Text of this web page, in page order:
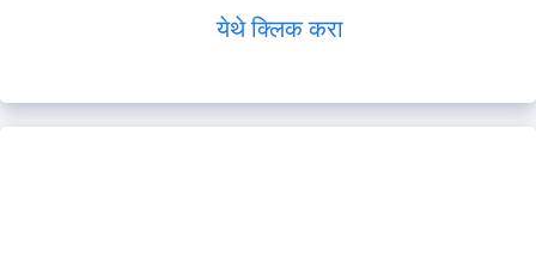
येथे क्लिक करा